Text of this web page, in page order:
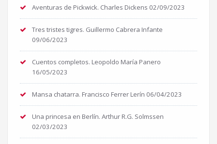
Aventuras de Pickwick. Charles Dickens 02/09/2023
Tres tristes tigres. Guillermo Cabrera Infante
09/06/2023
Cuentos completos. Leopoldo María Panero
16/05/2023
Mansa chatarra. Francisco Ferrer Lerín 06/04/2023
Una princesa en Berlín. Arthur R.G. Solmssen
02/03/2023